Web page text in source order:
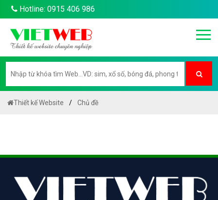
Hotline: 0915 406 986
Thiết kế Website Chủ đề